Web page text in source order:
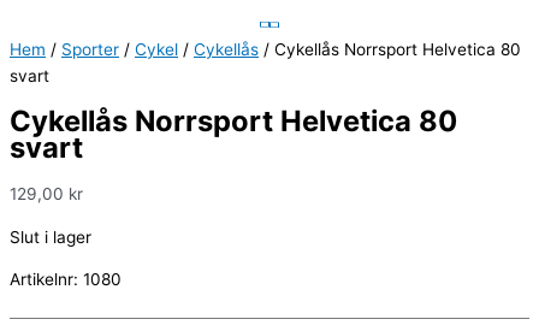
Hem / Sporter / Cykel / Cykellås / Cykellås Norrsport Helvetica 80
svart
Cykellås Norrsport Helvetica 80
svart
129,00 kr
Slut i lager
Artikelnr: 1080